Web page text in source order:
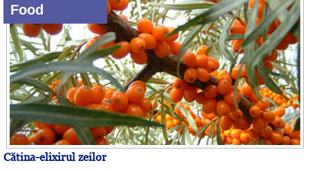
Food
Cătina-elixirul zeilor